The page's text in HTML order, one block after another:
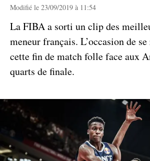
Modifié le 23/09/2019 à 11:54
La FIBA a sorti un clip des
meneur français. L’occasion de
cette fin de match folle face aux
quarts de finale.